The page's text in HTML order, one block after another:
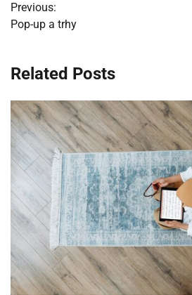
v
Previous:
Pop-up a trhy
Related Posts